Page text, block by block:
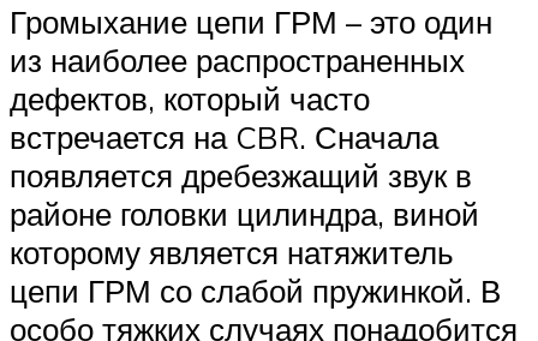
Громыхание цепи ГРМ – это один
из наиболее распространенных
дефектов, который часто
встречается на CBR. Сначала
появляется дребезжащий звук в
районе головки цилиндра, виной
которому является натяжитель
цепи ГРМ со слабой пружинкой. В
особо тяжких случаях понадобится